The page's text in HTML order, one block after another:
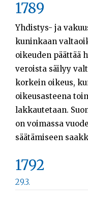
1789
Yhdistys- ja
kuninkaan
oikeuden päättää
veroista säilyy
korkein oikeus,
oikeusasteena
lakkautetaan.
on voimassa
säätämiseen
1792
29.3.